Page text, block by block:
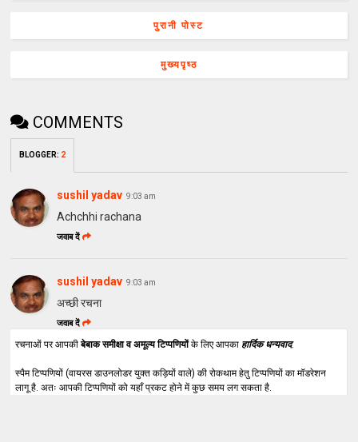
पुरानी पोस्ट
मुख्यपृष्ठ
COMMENTS
BLOGGER: 2
sushil yadav 9:03 am
Achchhi rachana
जवाब दें
sushil yadav 9:03 am
अच्छी रचना
जवाब दें
रचनाओं पर आपकीबेबाक समीक्षा व अमूल्य टिप्पणियोंके लिए आपका हार्दिक धन्यवाद.
स्पैम टिप्पणियों (वायरस डाउनलोडर युक्त कड़ियों वाले) की रोकथाम हेतु टिप्पणियों का मॉडरेशन
लागू है. अतः आपकी टिप्पणियों को यहाँ प्रकट होने में कुछ समय लग सकता है.